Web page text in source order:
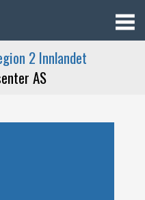
2 Innlandet
AS